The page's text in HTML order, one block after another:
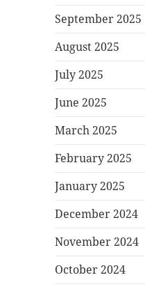
September 2025
August 2025
July 2025
June 2025
March 2025
February 2025
January 2025
December 2024
November 2024
October 2024